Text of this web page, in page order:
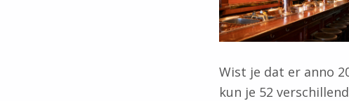
Wist je dat er anno
kun je 52